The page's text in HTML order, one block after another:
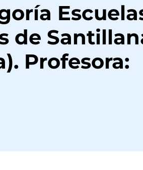
de
Profesora: